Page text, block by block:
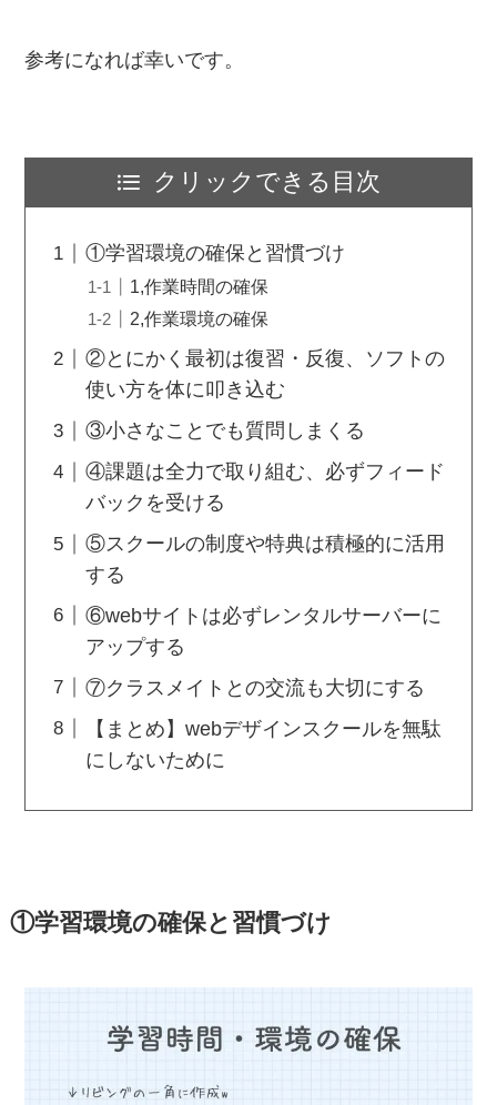
参考になれば幸いです。
クリックできる目次
①学習環境の確保と習慣づけ
1,作業時間の確保
2,作業環境の確保
②とにかく最初は復習・反復、ソフトの
使い方を体に叩き込む
③小さなことでも質問しまくる
④課題は全力で取り組む、必ずフィード
バックを受ける
⑤スクールの制度や特典は積極的に活用
する
⑥webサイトは必ずレンタルサーバーに
アップする
⑦クラスメイトとの交流も大切にする
【まとめ】webデザインスクールを無駄
にしないために
①学習環境の確保と習慣づけ